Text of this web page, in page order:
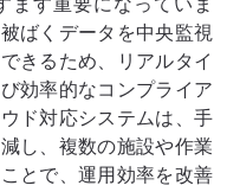
ます重要になっていま
ばくデータを中央監視
きるため、リアルタイ
効率的なコンプライア
ド対応システムは、手
し、複数の施設や作業
とで、運用効率を改善